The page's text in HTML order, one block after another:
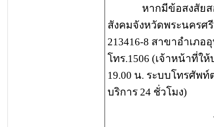
หากมีข้อสงสัยสอบ
สังคมจังหวัดพระนครศ
213416-8 สาขาอำเภอ
โทร.1506 (เจ้าหน้าที่ให้
19.00 น. ระบบโทรศัพ
บริการ24 ชั่วโมง)